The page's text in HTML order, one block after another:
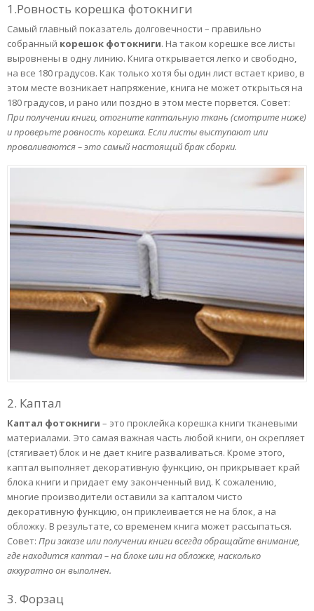
1.Ровность корешка фотокниги
Самый главный показатель долговечности – правильно
собранный корешок фотокниги. На таком корешке все листы
выровнены в одну линию. Книга открывается легко и свободно,
на все 180 градусов. Как только хотя бы один лист встает криво, в
этом месте возникает напряжение, книга не может открыться на
180 градусов, и рано или поздно в этом месте порвется. Совет:
При получении книги, отогните каптальную ткань (смотрите ниже)
и проверьте ровность корешка. Если листы выступают или
проваливаются – это самый настоящий брак сборки.
2. Каптал
Каптал фотокниги – это проклейка корешка книги тканевыми
материалами. Это самая важная часть любой книги, он скрепляет
(стягивает) блок и не дает книге разваливаться. Кроме этого,
каптал выполняет декоративную функцию, он прикрывает край
блока книги и придает ему законченный вид. К сожалению,
многие производители оставили за капталом чисто
декоративную функцию, он приклеивается не на блок, а на
обложку. В результате, со временем книга может рассыпаться.
Совет: При заказе или получении книги всегда обращайте внимание,
где находится каптал – на блоке или на обложке, насколько
аккуратно он выполнен.
3. Форзац